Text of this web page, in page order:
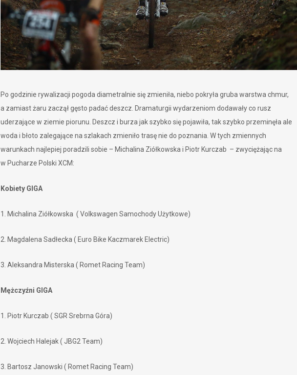
Po godzinie rywalizacji pogoda diametralnie się zmieniła, niebo pokryła gruba warstwa chmur,
a zamiast żaru zaczął gęsto padać deszcz. Dramaturgii wydarzeniom dodawały co rusz
uderzające w ziemie piorunu. Deszcz i burza jak szybko się pojawiła, tak szybko przeminęła ale
woda i błoto zalegające na szlakach zmieniło trasę nie do poznania. W tych zmiennych
warunkach najlepiej poradzili sobie – Michalina Ziółkowska i Piotr Kurczab – zwyciężając na
w Pucharze Polski XCM:
Kobiety GIGA
1. Michalina Ziółkowska ( Volkswagen Samochody Użytkowe)
2. Magdalena Sadłecka ( Euro Bike Kaczmarek Electric)
3. Aleksandra Misterska ( Romet Racing Team)
Mężczyźni GIGA
1. Piotr Kurczab ( SGR Srebrna Góra)
2. Wojciech Halejak ( JBG2 Team)
3. Bartosz Janowski ( Romet Racing Team)